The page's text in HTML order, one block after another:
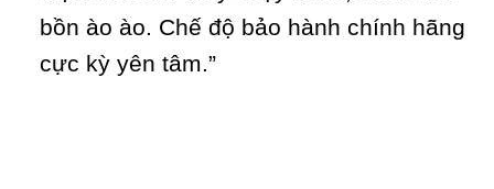
bồn ào ào. Chế độ bảo hành chính hãng
cực kỳ yên tâm.”